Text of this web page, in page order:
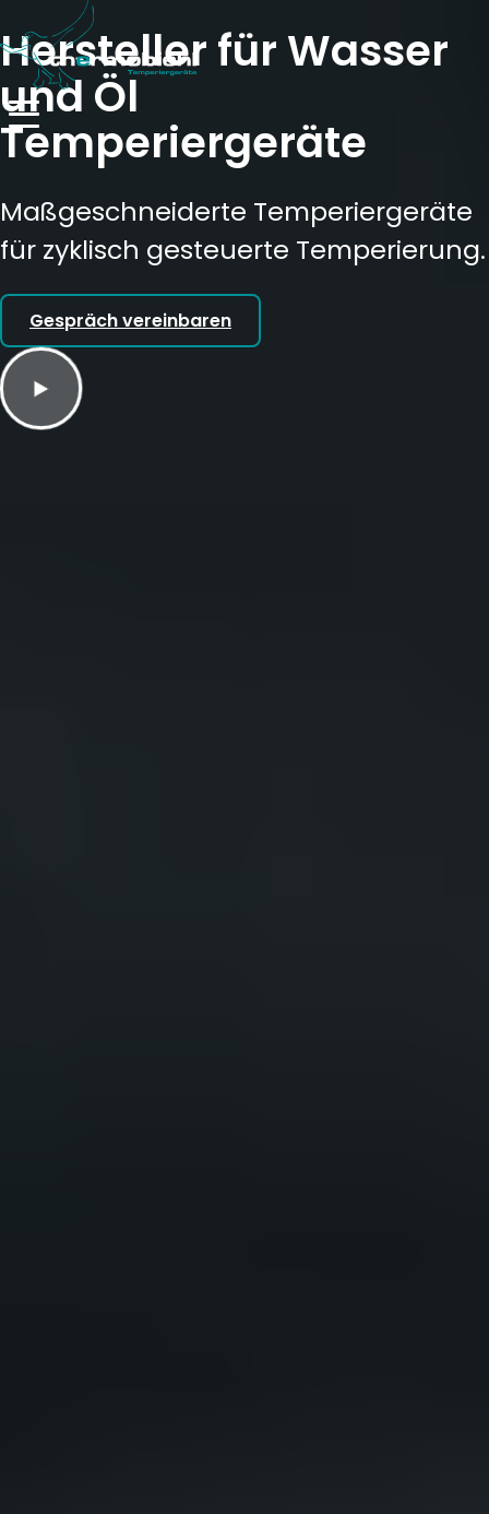
Hersteller für Wasser
und Öl
Temperiergeräte
Maßgeschneiderte Temperiergeräte
für zyklisch gesteuerte Temperierung.
Gespräch vereinbaren